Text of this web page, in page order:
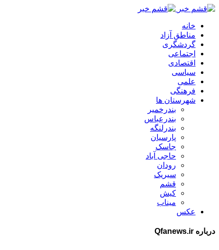
خانه
مناطق آزاد
گردشگری
اجتماعی
اقتصادی
سیاسی
علمی
فرهنگی
شهرستان ها
بندرخمیر
بندرعباس
بندرلنگه
پارسیان
جاسک
حاجی آباد
رودان
سیریک
قشم
کیش
میناب
عکس
درباره Qfanews.ir